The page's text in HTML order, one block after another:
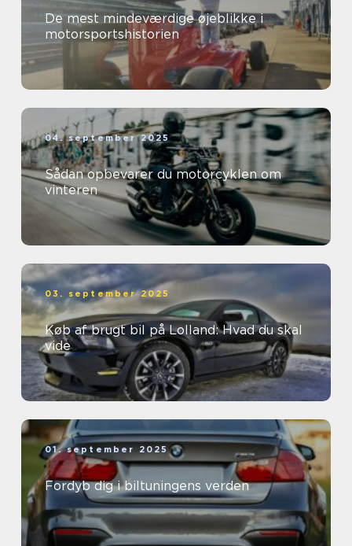
De mest mindeværdige øjeblikke i
motorsportshistorien
04. september 2025
Sådan opbevarer du motorcyklen om
vinteren
03. september 2025
Køb af brugt bil på Lolland: Hvad du skal
vide
01. september 2025
Fordyb dig i biltuningens verden